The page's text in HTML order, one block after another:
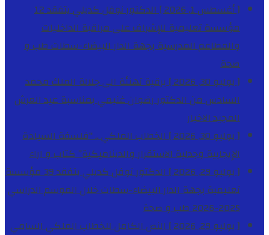
[ أغسطس 1, 2026 ]
الدكتور نوفل كديلي يتفقد 12
مؤسسة تعليمية للإشراف على مراقبة الداخليات
والمطاعم المدرسية بجهة الدار البيضاء-سطاتطب و
صحة
[ يوليو 30, 2026 ]
برقية تهنئة الى جلالة الملك محمد
السادس من الدكتور رضوان غنيمي بمناسبة عيد العرش
المجيدالاخبار
[ يوليو 30, 2026 ]
الخطاب الملكي .. “فلسفة السيادة
الإيجابية وجدلية الاستقرار والديناميكية”كتاب و اراء
[ يوليو 29, 2026 ]
الدكتور نوفل كديلي يتفقد 39 مؤسسة
تعليمية بجهة الدار البيضاء-سطات خلال الموسم الدراسي
2025-2026
طب و صحة
[ يوليو 29, 2026 ]
النص الكامل للخطاب الملكي السامي